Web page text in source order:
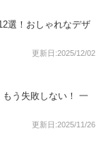
選！おしゃれなデザ
更新日:2025/12/02
う失敗しない！ 一
更新日:2025/11/26